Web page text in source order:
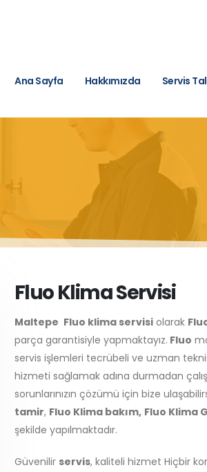
Ana Sayfa Hakkımızda Servis
Fluo Klima Servisi
Maltepe Fluo klima servisiolarak
parça garantisiyle yapmaktayız. Fluo
servis işlemleri tecrübeli ve uzman
hizmeti sağlamak adına durmadan
sorunlarınızın çözümü için bize
tamir, Fluo Klima bakım, Fluo Klima
şekilde yapılmaktadır.
Güvenilir servis, kaliteli hizmet Hiçbir